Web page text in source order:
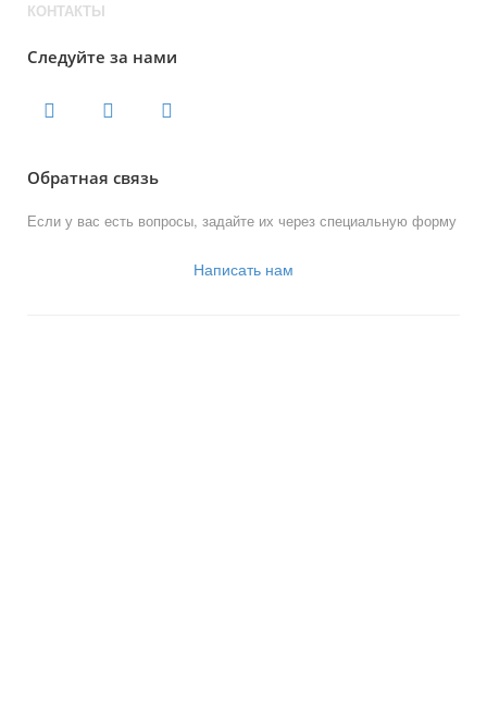
КОНТАКТЫ
Следуйте за нами
Обратная связь
Если у вас есть вопросы, задайте их через специальную форму
Написать нам